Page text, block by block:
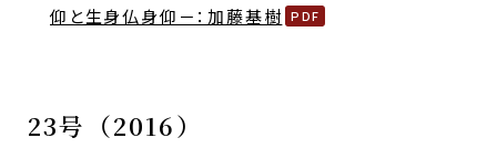
仰と生身仏身仰－：加藤基樹
23号（2016）